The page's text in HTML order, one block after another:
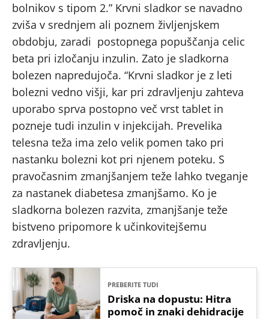
bolnikov s tipom 2.” Krvni sladkor se navadno
zviša v srednjem ali poznem življenjskem
obdobju, zaradi postopnega popuščanja celic
beta pri izločanju inzulin. Zato je sladkorna
bolezen napredujoča. “Krvni sladkor je z leti
bolezni vedno višji, kar pri zdravljenju zahteva
uporabo sprva postopno več vrst tablet in
pozneje tudi inzulin v injekcijah. Prevelika
telesna teža ima zelo velik pomen tako pri
nastanku bolezni kot pri njenem poteku. S
pravočasnim zmanjšanjem teže lahko tveganje
za nastanek diabetesa zmanjšamo. Ko je
sladkorna bolezen razvita, zmanjšanje teže
bistveno pripomore k učinkovitejšemu
zdravljenju.
PREBERITE TUDI
Driska na dopustu: Hitra
pomoč in znaki dehidracije